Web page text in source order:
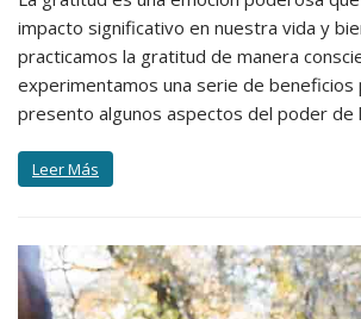
impacto significativo en nuestra vida y
practicamos la gratitud de manera
experimentamos una serie de beneficios
presento algunos aspectos del poder de
Leer Más